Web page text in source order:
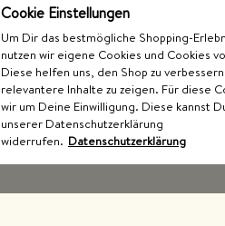
Presse
Store Finder
Cookie Einstellungen
Um Dir das bestmögliche Shopping-
nutzen wir eigene Cookies und Cookies
Diese helfen uns, den Shop zu
relevantere Inhalte zu zeigen. Für diese
wir um Deine Einwilligung. Diese kannst
unserer Datenschutzerklärung
widerrufen. Datenschutzerklärung